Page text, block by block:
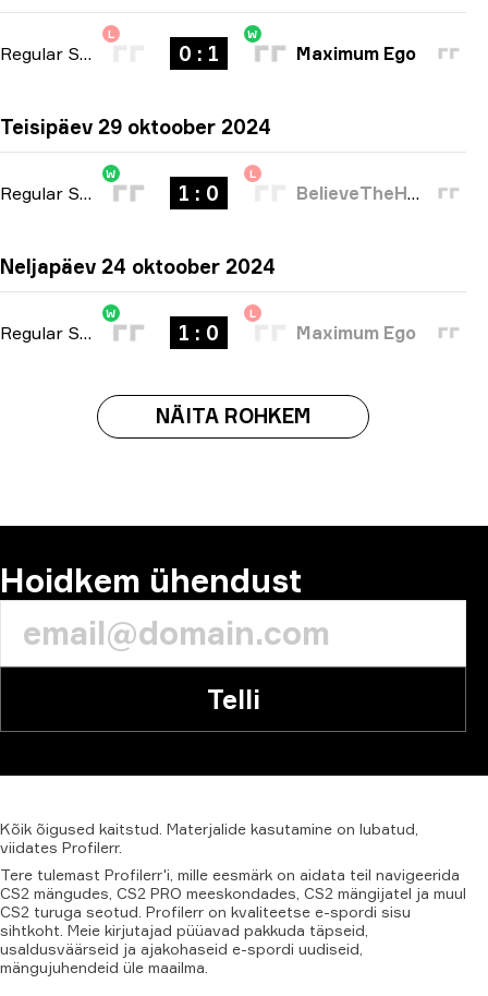
Regular Season
L
0 : 1
W
Maximum Ego
Teisipäev 29 oktoober 2024
Regular Season -
W
1 : 0
L
BelieveTheHype
Neljapäev 24 oktoober 2024
Regular Season -
W
1 : 0
L
Maximum Ego
NÄITA ROHKEM
Hoidkem ühendust
Telli
Kõik õigused kaitstud. Materjalide kasutamine on lubatud,
viidates Profilerr.
Tere tulemast Profilerr'i, mille eesmärk on aidata teil navigeerida
CS2 mängudes, CS2 PRO meeskondades, CS2 mängijatel ja muul
CS2 turuga seotud. Profilerr on kvaliteetse e-spordi sisu
sihtkoht. Meie kirjutajad püüavad pakkuda täpseid,
usaldusväärseid ja ajakohaseid e-spordi uudiseid,
mängujuhendeid üle maailma.